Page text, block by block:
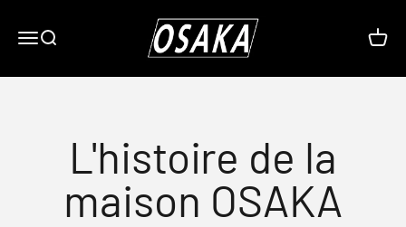
MenuRecherche
OSAKA / Europassion SARL
Panier
L'histoire de la
maison OSAKA